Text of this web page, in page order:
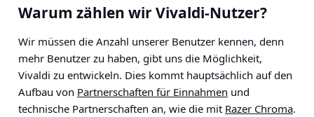
Warum zählen wir Vivaldi-Nutzer?
Wir müssen die Anzahl unserer Benutzer kennen, denn
mehr Benutzer zu haben, gibt uns die Möglichkeit,
Vivaldi zu entwickeln. Dies kommt hauptsächlich auf den
Aufbau von Partnerschaften für Einnahmen und
technische Partnerschaften an, wie die mit Razer Chroma.